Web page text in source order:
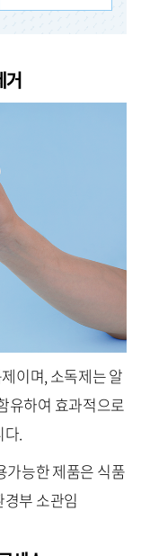
거
이며, 소독제는 알
유하여 효과적으로
다.
능한 제품은 식품
부 소관임